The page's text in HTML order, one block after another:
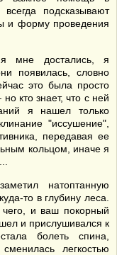
подсказывают
и форму проведения
мне достались, я
появилась, словно
это была просто
кто знает, что с ней
я нашел только
"иссушение",
передавая ее
кольцом, иначе я
натоптанную
то в глубину леса.
и ваш покорный
и прислушивался к
болеть спина,
легкостью